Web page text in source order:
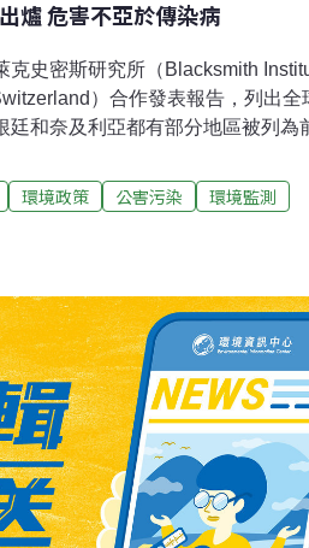
爐 危害不亞於傳染病
克史密斯研究所（Blacksmith
）合作發表報告，列出全
廷和奈及利亞都有部分地區被列為
部分2007年上榜的國家已解決其污
回收站。
環境政策 公害污染 環境監測